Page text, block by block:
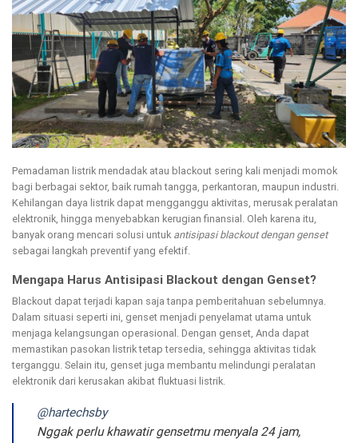
Pemadaman listrik mendadak atau blackout sering kali menjadi momok
bagi berbagai sektor, baik rumah tangga, perkantoran, maupun industri.
Kehilangan daya listrik dapat mengganggu aktivitas, merusak peralatan
elektronik, hingga menyebabkan kerugian finansial. Oleh karena itu,
banyak orang mencari solusi untuk antisipasi blackout dengan genset
sebagai langkah preventif yang efektif.
Mengapa Harus Antisipasi Blackout dengan Genset?
Blackout dapat terjadi kapan saja tanpa pemberitahuan sebelumnya.
Dalam situasi seperti ini, genset menjadi penyelamat utama untuk
menjaga kelangsungan operasional. Dengan genset, Anda dapat
memastikan pasokan listrik tetap tersedia, sehingga aktivitas tidak
terganggu. Selain itu, genset juga membantu melindungi peralatan
elektronik dari kerusakan akibat fluktuasi listrik.
@hartechsby
Nggak perlu khawatir gensetmu menyala 24 jam,